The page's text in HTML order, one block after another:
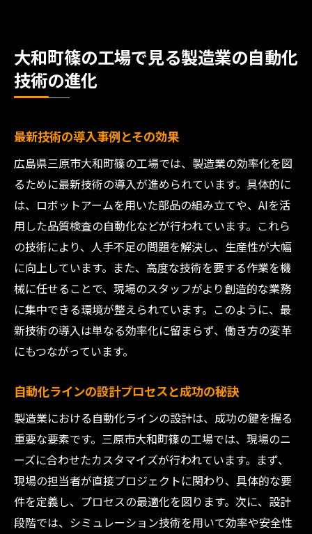
大和町篠の工場で見る製造業の自動化
技術の進化
最新技術の導入事例とその効果
広島県三原市大和町篠の工場では、製造業の効率化を図
るために最新技術の導入が進められています。具体的に
は、ロボットアームを用いた部品の組み立てや、AIを活
用した品質検査の自動化などが行われています。これら
の技術により、人手不足の問題を解決し、生産性が大幅
に向上しています。また、高度な技術を要する作業を機
械に任せることで、現場のスタッフがより創造的な業務
に集中できる環境が整えられています。このように、最
新技術の導入は単なる効率化に留まらず、働き方の変革
にもつながっています。
自動化ラインの設計プロセスと成功の秘訣
製造業における自動化ラインの設計は、成功の鍵を握る
重要な要素です。三原市大和町篠の工場では、現場のニ
ーズに合わせたカスタマイズが行われています。まず、
現場の担当者が直接プロジェクトに関わり、具体的な要
件を定義し、プロセスの最適化を図ります。次に、設計
段階では、シミュレーション技術を用いて効率や安全性